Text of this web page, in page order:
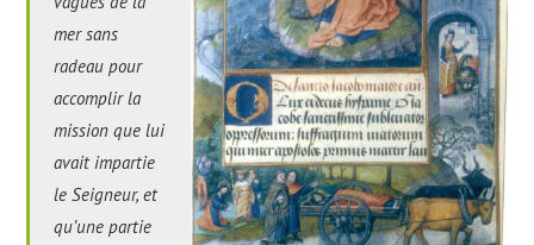
mer sans
radeau pour
accomplir la
mission que lui
avait impartie
le Seigneur, et
qu’une partie